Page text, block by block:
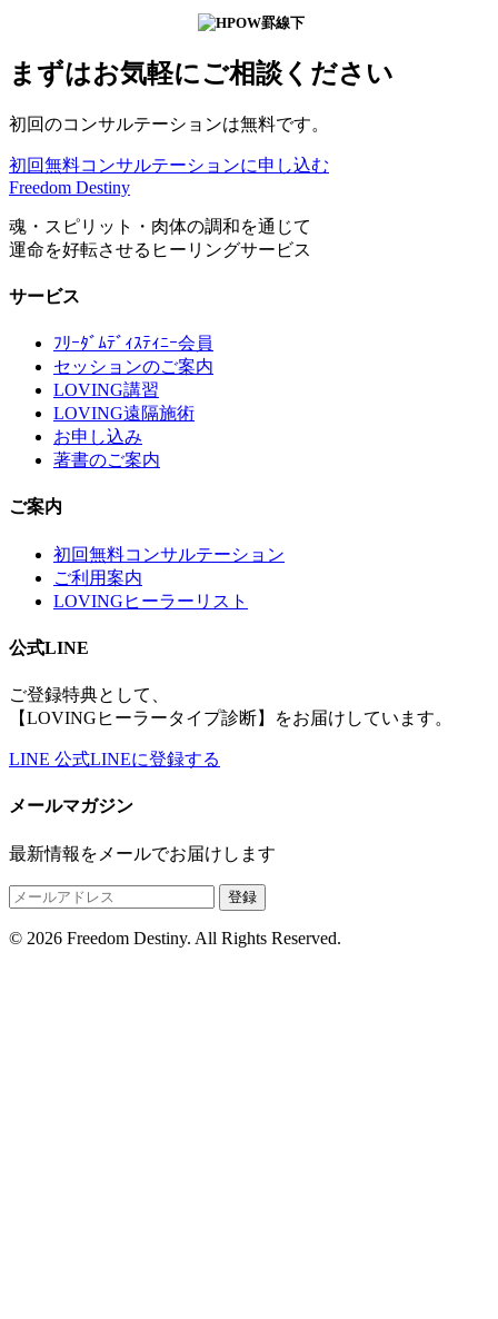
まずはお気軽にご相談ください
初回のコンサルテーションは無料です。
初回無料コンサルテーションに申し込む
Freedom Destiny
魂・スピリット・肉体の調和を通じて
運命を好転させるヒーリングサービス
サービス
ﾌﾘｰﾀﾞﾑﾃﾞｨｽﾃｨﾆｰ会員
セッションのご案内
LOVING講習
LOVING遠隔施術
お申し込み
著書のご案内
ご案内
初回無料コンサルテーション
ご利用案内
LOVINGヒーラーリスト
公式LINE
ご登録特典として、
【LOVINGヒーラータイプ診断】をお届けしています。
LINE 公式LINEに登録する
メールマガジン
最新情報をメールでお届けします
登録
© 2026 Freedom Destiny. All Rights Reserved.